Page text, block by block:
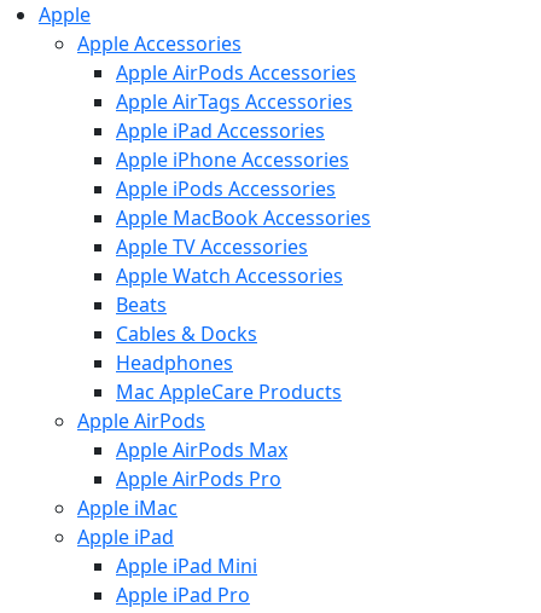
Apple
Apple Accessories
Apple AirPods Accessories
Apple AirTags Accessories
Apple iPad Accessories
Apple iPhone Accessories
Apple iPods Accessories
Apple MacBook Accessories
Apple TV Accessories
Apple Watch Accessories
Beats
Cables & Docks
Headphones
Mac AppleCare Products
Apple AirPods
Apple AirPods Max
Apple AirPods Pro
Apple iMac
Apple iPad
Apple iPad Mini
Apple iPad Pro